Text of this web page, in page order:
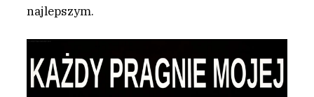
najlepszym.